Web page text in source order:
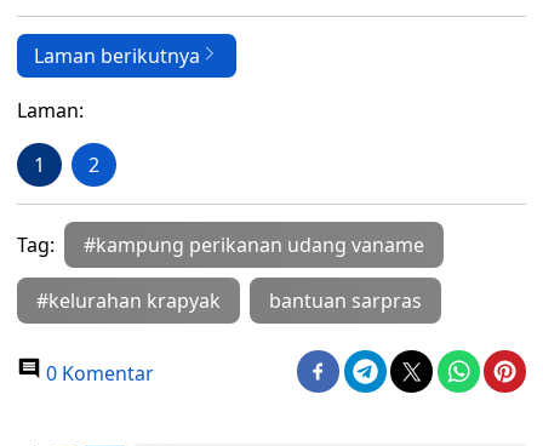
Laman berikutnya
Laman:
1 2
Tag: #kampung perikanan udang vaname
#kelurahan krapyak bantuan sarpras
0 Komentar